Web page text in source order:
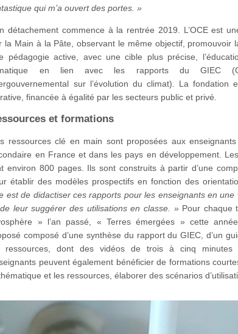
qui m’a ouvert des portes. »
détachement commence à la rentrée 2019. L’OCE est
la Main à la Pâte, observant le même objectif, promouvoir
pédagogie active, avec une cible plus précise,
en lien avec les rapports du GIEC
sur l’évolution du climat). La fondation
financée à égalité par les secteurs public et privé.
et formations
ressources clé en main sont proposées aux
en France et dans les pays en développement.
environ 800 pages. Ils sont construits à partir d’une
établir des modèles prospectifs en fonction des
est de didactiser ces rapports pour les enseignants en une
leur suggérer des utilisations en classe. » Pour chaque
» l’an passé, « Terres émergées » cette
composé d’une synthèse du rapport du GIEC, d’un
ressources, dont des vidéos de trois à cinq
peuvent également bénéficier de formations
et les ressources, élaborer des scénarios